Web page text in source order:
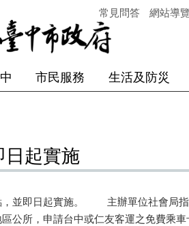
常見問答 網站導
市民服務 生活及防災
起實施
，並即日起實施。 主辦單位社會局
公所，申請台中或仁友客運之免費乘